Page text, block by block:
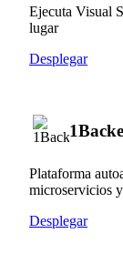
Ejecuta Visual
lugar
Desplegar
Plataforma
microservicios
Desplegar